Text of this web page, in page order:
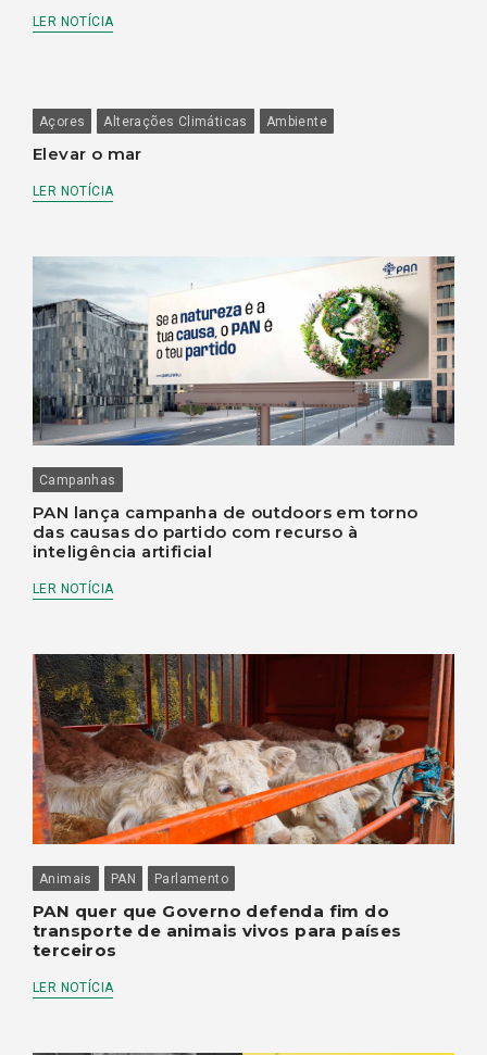
LER NOTÍCIA
Açores Alterações Climáticas Ambiente
Elevar o mar
LER NOTÍCIA
Campanhas
PAN lança campanha de outdoors em torno
das causas do partido com recurso à
inteligência artificial
LER NOTÍCIA
Animais PAN Parlamento
PAN quer que Governo defenda fim do
transporte de animais vivos para países
terceiros
LER NOTÍCIA